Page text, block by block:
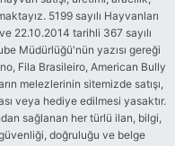
5199 sayılı Hayvanları
22.10.2014 tarihli 367 sayılı
Müdürlüğü'nün yazısı gereği
Fila Brasileiro, American Bully
melezlerinin sitemizde satışı,
veya hediye edilmesi yasaktır.
sağlanan her türlü ilan, bilgi,
doğruluğu ve belge